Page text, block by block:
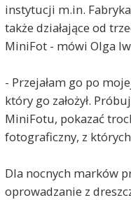
instytucji m.in.
także działające od
MiniFot - mówi Olga
- Przejałam go po
który go założył.
MiniFotu, pokazać
fotograficzny, z
Dla nocnych marków
oprowadzanie z